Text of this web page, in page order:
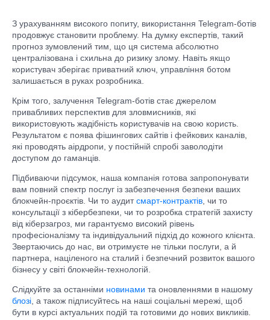
З урахуванням високого попиту, використання Telegram-ботів
продовжує становити проблему. На думку експертів, такий
прогноз зумовлений тим, що ця система абсолютно
централізована і схильна до ризику злому. Навіть якщо
користувач зберігає приватний ключ, управління ботом
залишається в руках розробника.
Крім того, залучення Telegram-ботів стає джерелом
привабливих перспектив для зловмисників, які
використовують жадібність користувачів на свою користь.
Результатом є поява фішингових сайтів і фейкових каналів,
які проводять аірдропи, у постійній спробі заволодіти
доступом до гаманців.
Підбиваючи підсумок, наша компанія готова запропонувати
вам повний спектр послуг із забезпечення безпеки ваших
блокчейн-проєктів. Чи то аудитсмарт-контрактів , чи то
консультації з кібербезпеки, чи то розробка стратегій захисту
від кіберзагроз, ми гарантуємо високий рівень
професіоналізму та індивідуальний підхід до кожного клієнта.
Звертаючись до нас, ви отримуєте не тільки послуги, а й
партнера, націленого на сталий і безпечний розвиток вашого
бізнесу у світі блокчейн-технологій.
Слідкуйте за останніми новинами та оновленнями в нашому
блозі , а також підписуйтесь на наші соціальні мережі, щоб
бути в курсі актуальних подій та готовими до нових викликів.